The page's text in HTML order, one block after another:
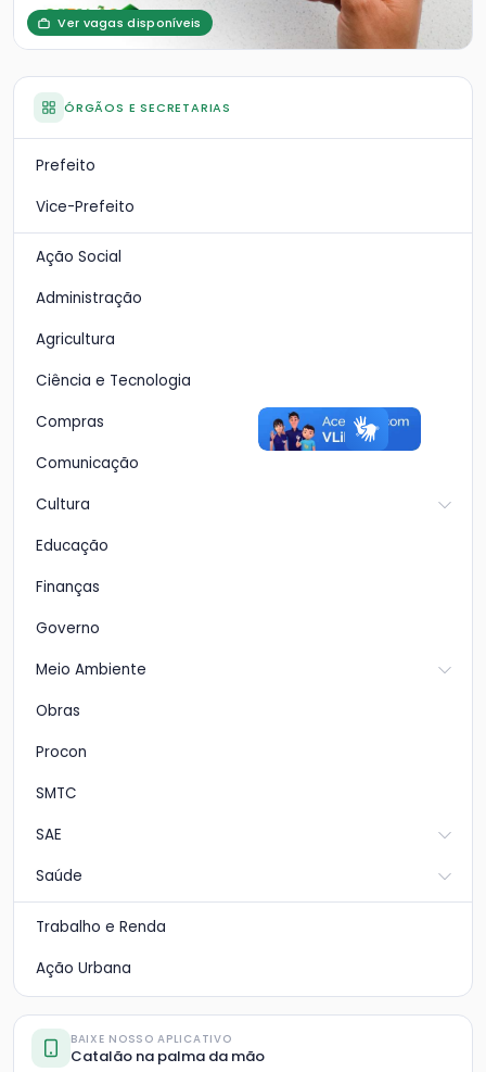
Ver vagas disponíveis
ÓRGÃOS E SECRETARIAS
Prefeito
Vice-Prefeito
Ação Social
Administração
Agricultura
Ciência e Tecnologia
Compras
Comunicação
Cultura
Educação
Finanças
Governo
Meio Ambiente
Obras
Procon
SMTC
SAE
Saúde
Trabalho e Renda
Ação Urbana
BAIXE NOSSO APLICATIVO
Catalão na palma da mão